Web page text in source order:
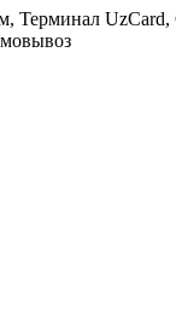
Терминал UzCard,